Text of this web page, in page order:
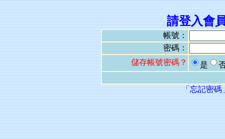
請登入會
帳號：
密碼：
儲存帳號密碼？
是
「忘記密碼